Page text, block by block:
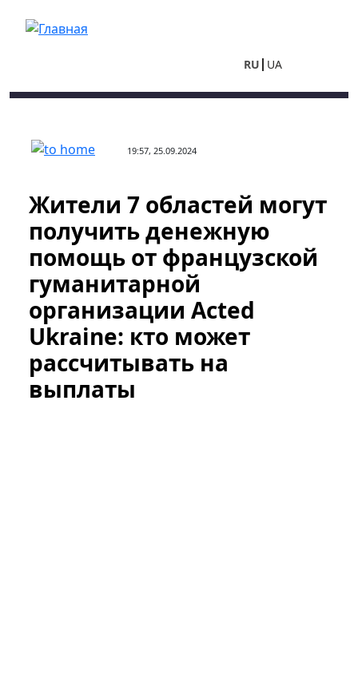
RU UA
19:57, 25.09.2024
Жители 7 областей могут
получить денежную
помощь от французской
гуманитарной
организации Acted
Ukraine: кто может
рассчитывать на
выплаты